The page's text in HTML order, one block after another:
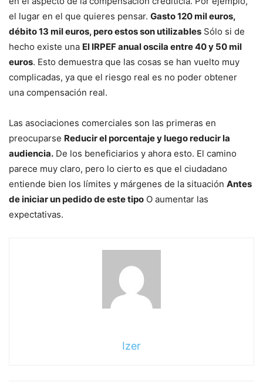
el lugar en el que quieres pensar. Gasto 120 mil euros,
débito 13 mil euros, pero estos son utilizables Sólo si de
hecho existe una El IRPEF anual oscila entre 40 y 50 mil
euros. Esto demuestra que las cosas se han vuelto muy
complicadas, ya que el riesgo real es no poder obtener
una compensación real.
Las asociaciones comerciales son las primeras en
preocuparse Reducir el porcentaje y luego reducir la
audiencia. De los beneficiarios y ahora esto. El camino
parece muy claro, pero lo cierto es que el ciudadano
entiende bien los límites y márgenes de la situación Antes
de iniciar un pedido de este tipo O aumentar las
expectativas.
Izer